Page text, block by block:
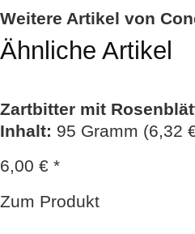
Weitere Artikel von
Ähnliche Artikel
Zartbitter mit
Inhalt: 95 Gramm (6,32
6,00 € *
Zum Produkt